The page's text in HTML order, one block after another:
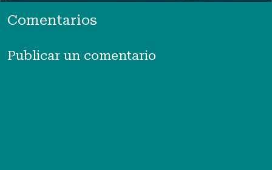
Comentarios
Publicar un comentario